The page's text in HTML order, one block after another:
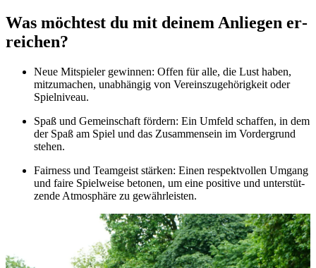
Was möch­test du mit dei­nem An­lie­gen er­
rei­chen?
Neue Mit­spie­ler ge­win­nen: Of­fen für alle, die Lust ha­ben,
mit­zu­ma­chen, un­ab­hän­gig von Ver­eins­zu­ge­hö­rig­keit oder
Spiel­ni­veau.
Spaß und Ge­mein­schaft för­dern: Ein Um­feld schaf­fen, in dem
der Spaß am Spiel und das Zu­sam­men­sein im Vor­der­grund
ste­hen.
Fair­ness und Team­geist stär­ken: Ei­nen re­spekt­vol­len Um­gang
und fai­re Spiel­wei­se be­to­nen, um eine po­si­ti­ve und un­ter­stüt­
zen­de At­mo­sphä­re zu ge­währ­leis­ten.